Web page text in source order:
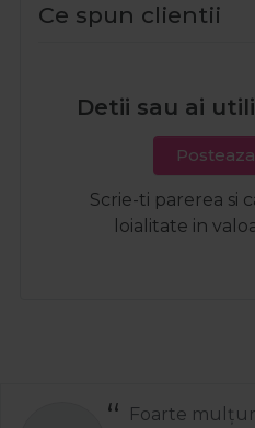
Ce spun clientii
Detii sau ai
Scrie-ti parerea si
loialitate in
Foarte